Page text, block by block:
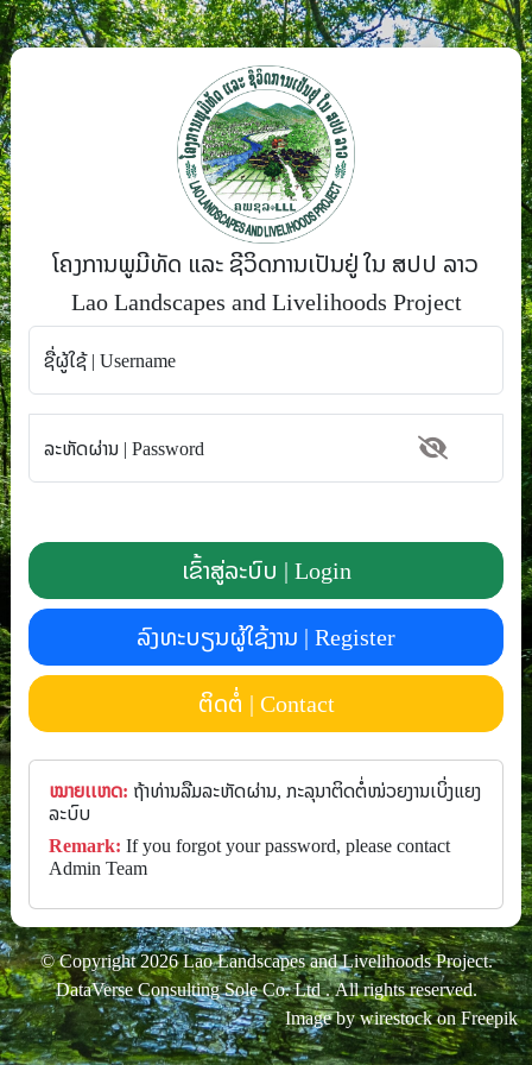
ໂຄງການພູມີທັດ ແລະ ຊີວິດການເປັນຢູ່ ໃນ ສປປ ລາວ
Lao Landscapes and Livelihoods Project
ຊື່ຜູ້ໃຊ້ | Username
ລະຫັດຜ່ານ | Password
ເຂົ້າສູ່ລະບົບ | Login
ລົງທະບຽນຜູ້ໃຊ້ງານ | Register
ຕິດຕໍ່ | Contact
ໝາຍເເຫດ: ຖ້າທ່ານລືມລະຫັດຜ່ານ, ກະລຸນາຕິດຕໍ່ໜ່ວຍງານເບິ່ງແຍງ
ລະບົບ
Remark:If you forgot your password, please contact
Admin Team
© Copyright 2026 Lao Landscapes and Livelihoods Project.
DataVerse Consulting Sole Co. Ltd. All rights reserved.
Image by wirestock on Freepik